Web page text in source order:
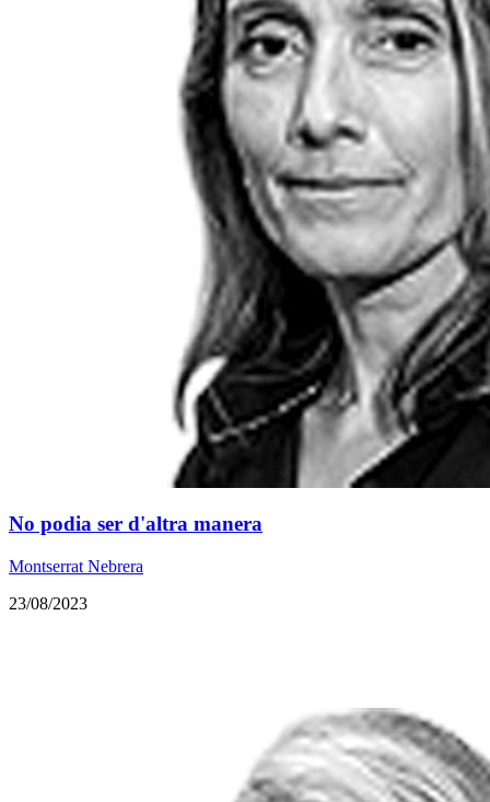
No podia ser d'altra manera
Montserrat Nebrera
23/08/2023